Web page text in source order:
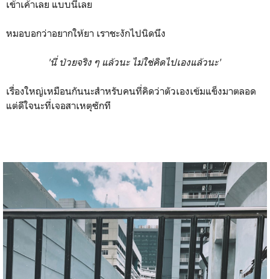
เข้าเค้าเลย แบบนี้เลย
หมอบอกว่าอยากให้ยา เราชะงักไปนิดนึง
'นี่ ป่วยจริง ๆ แล้วนะ ไม่ใช่คิดไปเองแล้วนะ'
เรื่องใหญ่เหมือนกันนะสำหรับคนที่คิดว่าตัวเองเข้มแข็งมาตลอด
แต่ดีใจนะที่เจอสาเหตุซักที